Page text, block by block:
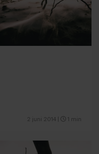
2 juni 2014 1 min